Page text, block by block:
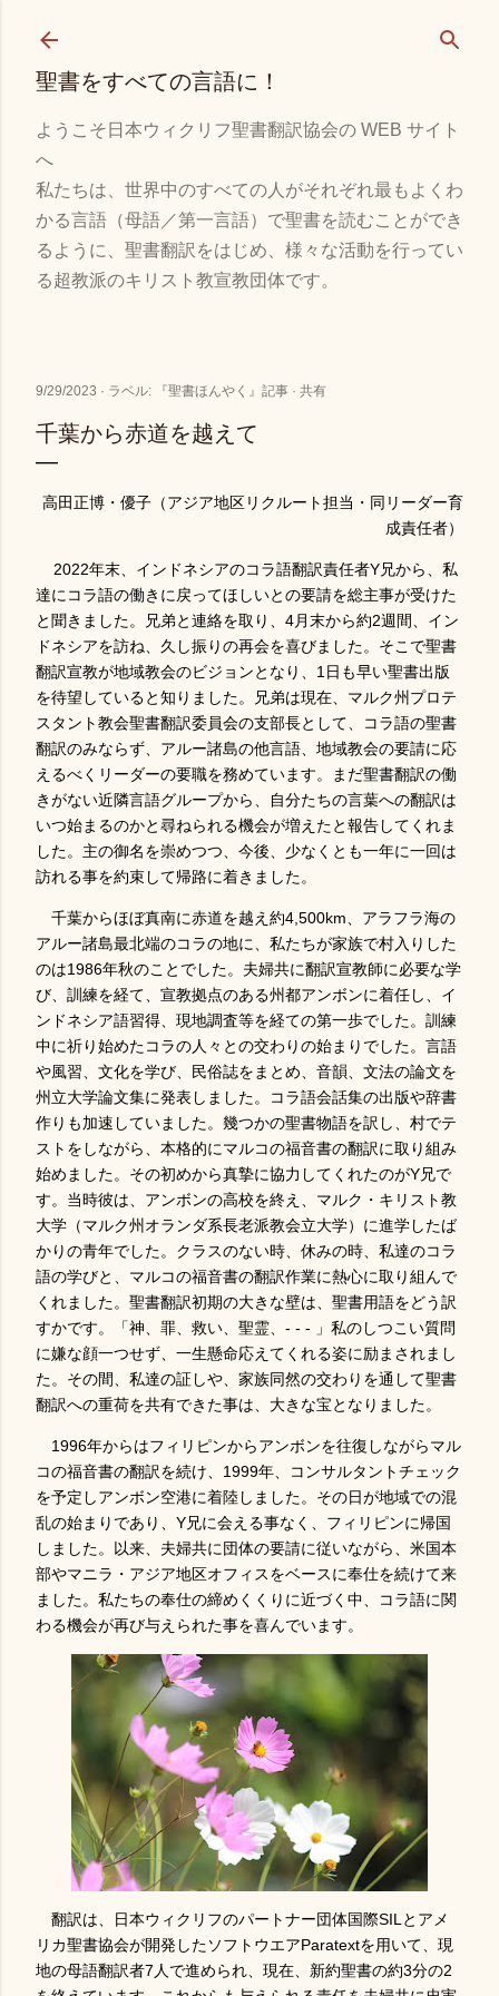
スキップしてメイン コンテンツに移動
聖書をすべての言語に！
ようこそ日本ウィクリフ聖書翻訳協会の WEB サイト
へ
私たちは、世界中のすべての人がそれぞれ最もよくわ
かる言語（母語／第一言語）で聖書を読むことができ
るように、聖書翻訳をはじめ、様々な活動を行ってい
る超教派のキリスト教宣教団体です。
9/29/2023 ラベル: 『聖書ほんやく』記事 共有
千葉から赤道を越えて
高田正博・優子（アジア地区リクルート担当・同リーダー育
成責任者）
2022年末、インドネシアのコラ語翻訳責任者Y兄から、私
達にコラ語の働きに戻ってほしいとの要請を総主事が受けた
と聞きました。兄弟と連絡を取り、4月末から約2週間、イン
ドネシアを訪ね、久し振りの再会を喜びました。そこで聖書
翻訳宣教が地域教会のビジョンとなり、1日も早い聖書出版
を待望していると知りました。兄弟は現在、マルク州プロテ
スタント教会聖書翻訳委員会の支部長として、コラ語の聖書
翻訳のみならず、アルー諸島の他言語、地域教会の要請に応
えるべくリーダーの要職を務めています。まだ聖書翻訳の働
きがない近隣言語グループから、自分たちの言葉への翻訳は
いつ始まるのかと尋ねられる機会が増えたと報告してくれま
した。主の御名を崇めつつ、今後、少なくとも一年に一回は
訪れる事を約束して帰路に着きました。
千葉からほぼ真南に赤道を越え約4,500km、アラフラ海の
アルー諸島最北端のコラの地に、私たちが家族で村入りした
のは1986年秋のことでした。夫婦共に翻訳宣教師に必要な学
び、訓練を経て、宣教拠点のある州都アンボンに着任し、イ
ンドネシア語習得、現地調査等を経ての第一歩でした。訓練
中に祈り始めたコラの人々との交わりの始まりでした。言語
や風習、文化を学び、民俗誌をまとめ、音韻、文法の論文を
州立大学論文集に発表しました。コラ語会話集の出版や辞書
作りも加速していました。幾つかの聖書物語を訳し、村でテ
ストをしながら、本格的にマルコの福音書の翻訳に取り組み
始めました。その初めから真摯に協力してくれたのがY兄で
す。当時彼は、アンボンの高校を終え、マルク・キリスト教
大学（マルク州オランダ系長老派教会立大学）に進学したば
かりの青年でした。クラスのない時、休みの時、私達のコラ
語の学びと、マルコの福音書の翻訳作業に熱心に取り組んで
くれました。聖書翻訳初期の大きな壁は、聖書用語をどう訳
すかです。「神、罪、救い、聖霊、- - - 」私のしつこい質問
に嫌な顔一つせず、一生懸命応えてくれる姿に励まされまし
た。その間、私達の証しや、家族同然の交わりを通して聖書
翻訳への重荷を共有できた事は、大きな宝となりました。
1996年からはフィリピンからアンボンを往復しながらマル
コの福音書の翻訳を続け、1999年、コンサルタントチェック
を予定しアンボン空港に着陸しました。その日が地域での混
乱の始まりであり、Y兄に会える事なく、フィリピンに帰国
しました。以来、夫婦共に団体の要請に従いながら、米国本
部やマニラ・アジア地区オフィスをベースに奉仕を続けて来
ました。私たちの奉仕の締めくくりに近づく中、コラ語に関
わる機会が再び与えられた事を喜んでいます。
翻訳は、日本ウィクリフのパートナー団体国際SILとアメ
リカ聖書協会が開発したソフトウエアParatextを用いて、現
地の母語翻訳者7人で進められ、現在、新約聖書の約3分の2